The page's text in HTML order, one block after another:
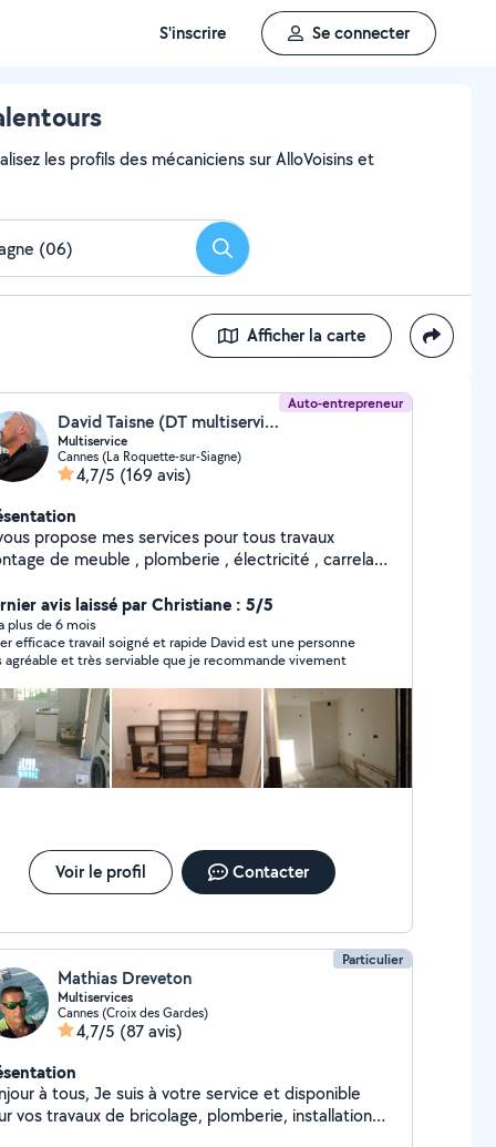
S'inscrire Se connecter
les profils des mécaniciens sur AlloVoisins et
Rechercher
Afficher la carte
Auto-entrepreneur
David Taisne (DT multiservice)
Multiservice
Cannes (La Roquette-sur-Siagne)
4,7/5 (169 avis)
propose mes services pour tous travaux
de meuble , plomberie , électricité , carrelage
store et volet roulant porte de garage et
interventions. Ayant été directeur technique
pendant plusieurs années , j intervient sur
devis et renseignement gratuit sur
propre et ponctuel
avis laissé par Christiane : 5/5
plus de 6 mois
soigné et rapide David est une personne
agréable et très serviable que je recommande vivement
Voir le profil Contacter
Particulier
Mathias Dreveton
Multiservices
Cannes (Croix des Gardes)
4,7/5 (87 avis)
Je suis à votre service et disponible
vos travaux de bricolage, plomberie, installation